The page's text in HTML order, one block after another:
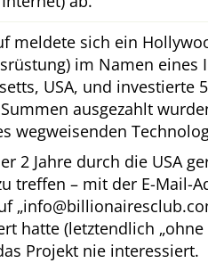
meldete sich ein
im Namen eines
USA, und investierte
ausgezahlt
wegweisenden
2 Jahre durch die USA
treffen – mit der E-Mail-
hatte (letztendlich ohne
Projekt nie interessiert.